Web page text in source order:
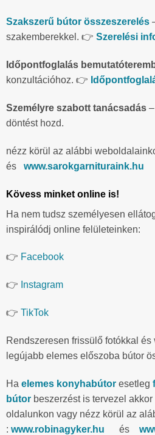
Szakszerű bútor összeszerelés
szakemberekkel. 👉 Szerelési
Időpontfoglalás
konzultációhoz. 👉
Személyre szabott tanácsadás
döntést hozd.
nézz körül az alábbi
és www.sarokgarnituraink.hu
Kövess minket online is!
Ha nem tudsz személyesen
inspirálódj online felületeinken:
👉 Facebook
👉 Instagram
👉 TikTok
Rendszeresen frissülő fotókkal
legújabb elemes előszoba bútor
Ha elemes konyhabútor esetleg
bútor beszerzést is tervezel
oldalunkon vagy nézz körül az
: www.robinagyker.hu és